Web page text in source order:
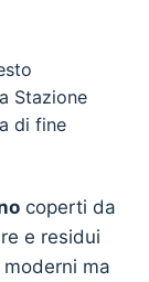
Stazione
di fine
coperti da
e residui
ma